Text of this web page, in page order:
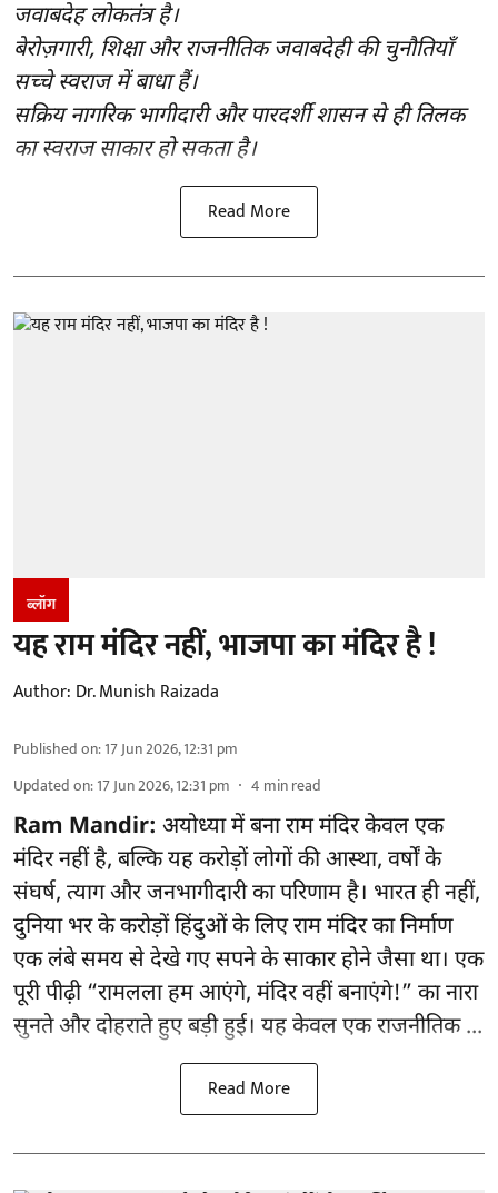
जवाबदेह लोकतंत्र है।
बेरोज़गारी, शिक्षा और राजनीतिक जवाबदेही की चुनौतियाँ
सच्चे स्वराज में बाधा हैं।
सक्रिय नागरिक भागीदारी और पारदर्शी शासन से ही तिलक
का स्वराज साकार हो सकता है।
Read More
ब्लॉग
यह राम मंदिर नहीं, भाजपा का मंदिर है !
Author: Dr. Munish Raizada
Published on:17 Jun 2026, 12:31 pm
Updated on:17 Jun 2026, 12:31 pm 4 min read
Ram Mandir: अयोध्या में बना राम मंदिर केवल एक
मंदिर नहीं है, बल्कि यह करोड़ों लोगों की आस्था, वर्षों के
संघर्ष, त्याग और जनभागीदारी का परिणाम है। भारत ही नहीं,
दुनिया भर के करोड़ों हिंदुओं के लिए राम मंदिर का निर्माण
एक लंबे समय से देखे गए सपने के साकार होने जैसा था। एक
पूरी पीढ़ी “रामलला हम आएंगे, मंदिर वहीं बनाएंगे!” का नारा
सुनते और दोहराते हुए बड़ी हुई। यह केवल एक राजनीतिक ...
Read More